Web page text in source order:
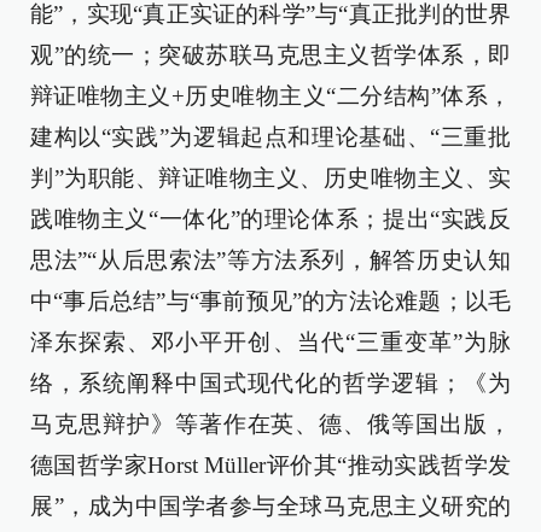
能”，实现“真正实证的科学”与“真正批判的世界
观”的统一；突破苏联马克思主义哲学体系，即
辩证唯物主义+历史唯物主义“二分结构”体系，
建构以“实践”为逻辑起点和理论基础、“三重批
判”为职能、辩证唯物主义、历史唯物主义、实
践唯物主义“一体化”的理论体系；提出“实践反
思法”“从后思索法”等方法系列，解答历史认知
中“事后总结”与“事前预见”的方法论难题；以毛
泽东探索、邓小平开创、当代“三重变革”为脉
络，系统阐释中国式现代化的哲学逻辑；《为
马克思辩护》等著作在英、德、俄等国出版，
德国哲学家Horst Müller评价其“推动实践哲学发
展”，成为中国学者参与全球马克思主义研究的